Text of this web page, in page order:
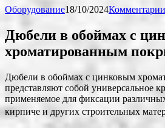
Оборудование18/10/2024
Дюбели в обоймах с
хроматированным
Дюбели в обоймах с цинковым
представляют собой универсальное
применяемое для фиксации
кирпиче и других строительных